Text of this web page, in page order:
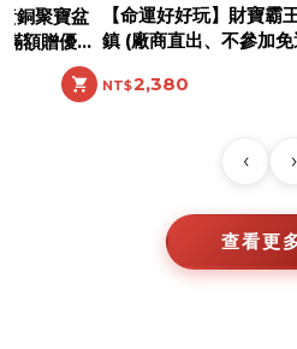
銅聚寶盆
額贈優
【命運好好玩】財寶霸
鎮 (廠商直出、不參加
2,380
‹ ›
查看更